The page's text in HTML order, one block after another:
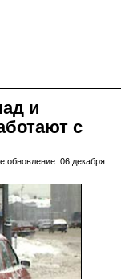
и
с
обновление: 06 декабря